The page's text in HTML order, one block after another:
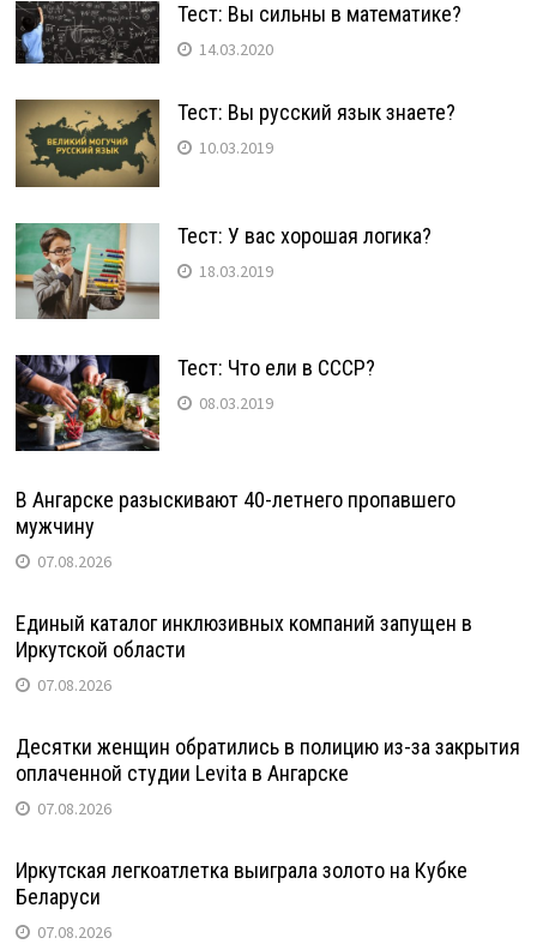
Тест: Вы сильны в математике?
14.03.2020
Тест: Вы русский язык знаете?
10.03.2019
Тест: У вас хорошая логика?
18.03.2019
Тест: Что ели в СССР?
08.03.2019
В Ангарске разыскивают 40-летнего пропавшего
мужчину
07.08.2026
Единый каталог инклюзивных компаний запущен в
Иркутской области
07.08.2026
Десятки женщин обратились в полицию из-за закрытия
оплаченной студии Levita в Ангарске
07.08.2026
Иркутская легкоатлетка выиграла золото на Кубке
Беларуси
07.08.2026